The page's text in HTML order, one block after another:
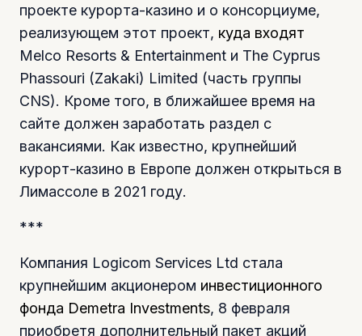
проекте курорта-казино и о консорциуме,
реализующем этот проект, куда входят
Melco Resorts & Entertainment и The Cyprus
Phassouri (Zakaki) Limited (часть группы
CNS). Кроме того, в ближайшее время на
сайте должен заработать раздел с
вакансиями. Как известно, крупнейший
курорт-казино в Европе должен открыться в
Лимассоле в 2021 году.
***
Компания Logicom Services Ltd стала
крупнейшим акционером инвестиционного
фонда Demetra Investments, 8 февраля
приобретя дополнительный пакет акций